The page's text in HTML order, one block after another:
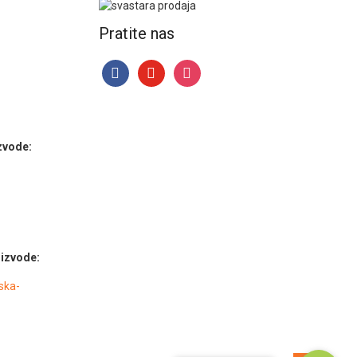
Pratite nas
facebookyoutubeinstagram